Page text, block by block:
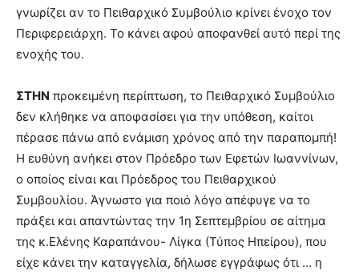
γνωρίζει αν το Πειθαρχικό Συμβούλιο κρίνει ένοχο τον
Περιφερειάρχη. Το κάνει αφού αποφανθεί αυτό περί της
ενοχής του.
ΣΤΗΝ προκειμένη περίπτωση, το Πειθαρχικό Συμβούλιο
δεν κλήθηκε να αποφασίσει για την υπόθεση, καίτοι
πέρασε πάνω από ενάμιση χρόνος από την παραπομπή!
Η ευθύνη ανήκει στον Πρόεδρο των Εφετών Ιωαννίνων,
ο οποίος είναι και Πρόεδρος του Πειθαρχικού
Συμβουλίου. Άγνωστο για ποιό λόγο απέφυγε να το
πράξει και απαντώντας την 1η Σεπτεμβρίου σε αίτημα
της κ.Ελένης Καραπάνου- Λίγκα (Τύπος Ηπείρου), που
είχε κάνει την καταγγελία, δήλωσε εγγράφως ότι … η